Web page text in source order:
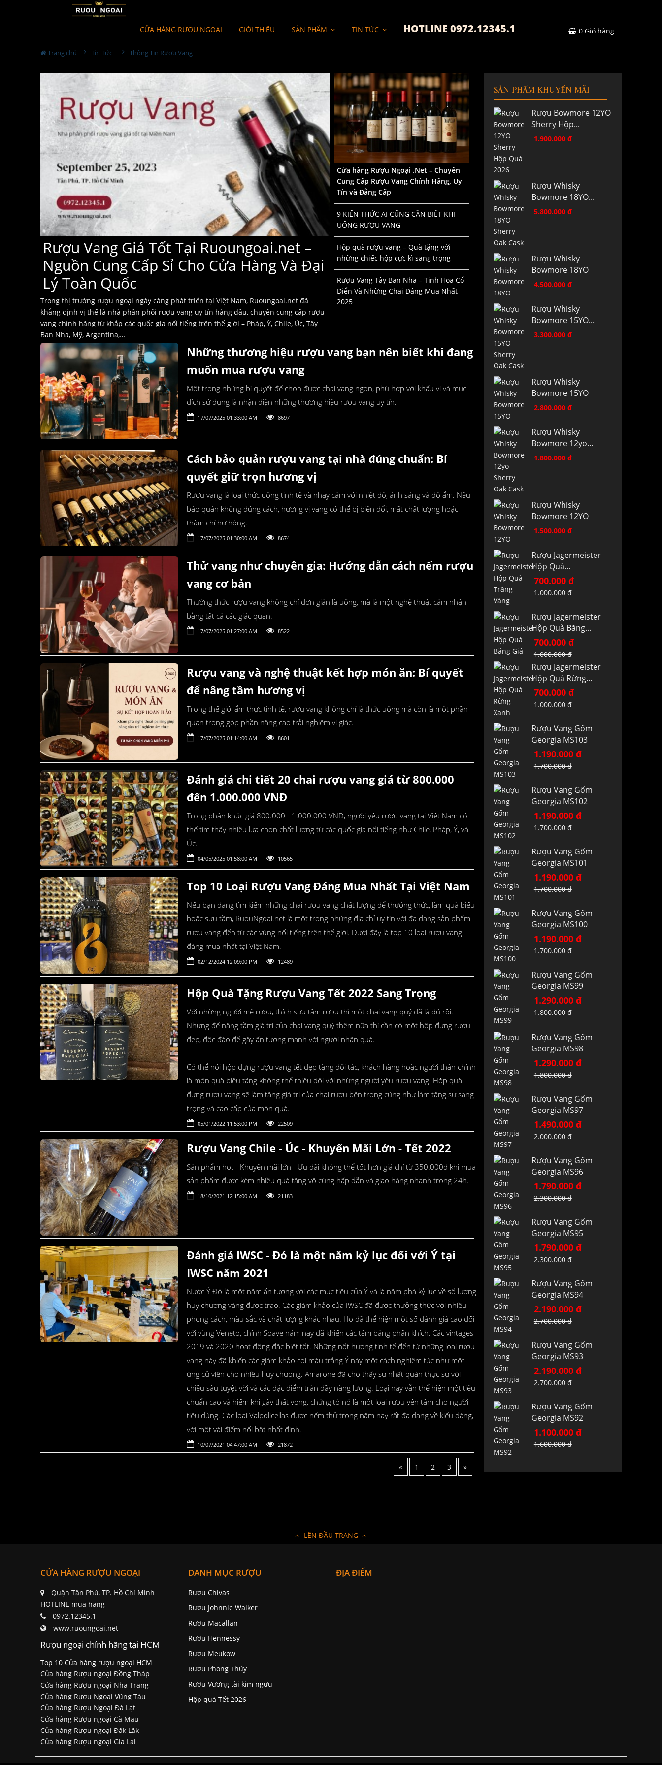
CỬA HÀNG RƯỢU NGOẠI GIỚI THIỆU SẢN PHẨM TIN TỨC HOTLINE 0972.12345.1 0 Giỏ hàng
Trang chủ Tin Tức Thông Tin Rượu Vang
Rượu Vang Giá Tốt Tại Ruoungoai.net –
Nguồn Cung Cấp Sỉ Cho Cửa Hàng Và Đại
Lý Toàn Quốc
Trong thị trường rượu ngoại ngày càng phát triển tại Việt Nam, Ruoungoai.net đã
khẳng định vị thế là nhà phân phối rượu vang uy tín hàng đầu, chuyên cung cấp rượu
vang chính hãng từ khắp các quốc gia nổi tiếng trên thế giới – Pháp, Ý, Chile, Úc, Tây
Ban Nha, Mỹ, Argentina,…
Cửa hàng Rượu Ngoại .Net – Chuyên
Cung Cấp Rượu Vang Chính Hãng, Uy
Tín và Đẳng Cấp
9 KIẾN THỨC AI CŨNG CẦN BIẾT KHI
UỐNG RƯỢU VANG
Hộp quà rượu vang – Quà tặng với
những chiếc hộp cực kì sang trọng
Rượu Vang Tây Ban Nha – Tinh Hoa Cổ
Điển Và Những Chai Đáng Mua Nhất
2025
Những thương hiệu rượu vang bạn nên biết khi đang
muốn mua rượu vang
​​​​​​​Một trong những bí quyết để chọn được chai vang ngon, phù hợp với khẩu vị và mục
đích sử dụng là nhận diện những thương hiệu rượu vang uy tín.
17/07/2025 01:33:00 AM 8697
Cách bảo quản rượu vang tại nhà đúng chuẩn: Bí
quyết giữ trọn hương vị
Rượu vang là loại thức uống tinh tế và nhạy cảm với nhiệt độ, ánh sáng và độ ẩm. Nếu
bảo quản không đúng cách, hương vị vang có thể bị biến đổi, mất chất lượng hoặc
thậm chí hư hỏng.
17/07/2025 01:30:00 AM 8674
Thử vang như chuyên gia: Hướng dẫn cách nếm rượu
vang cơ bản
Thưởng thức rượu vang không chỉ đơn giản là uống, mà là một nghệ thuật cảm nhận
bằng tất cả các giác quan.
17/07/2025 01:27:00 AM 8522
Rượu vang và nghệ thuật kết hợp món ăn: Bí quyết
để nâng tầm hương vị
Trong thế giới ẩm thực tinh tế, rượu vang không chỉ là thức uống mà còn là một phần
quan trọng góp phần nâng cao trải nghiệm vị giác.
17/07/2025 01:14:00 AM 8601
Đánh giá chi tiết 20 chai rượu vang giá từ 800.000
đến 1.000.000 VNĐ
Trong phân khúc giá 800.000 - 1.000.000 VNĐ, người yêu rượu vang tại Việt Nam có
thể tìm thấy nhiều lựa chọn chất lượng từ các quốc gia nổi tiếng như Chile, Pháp, Ý, và
Úc.
04/05/2025 01:58:00 AM 10565
Top 10 Loại Rượu Vang Đáng Mua Nhất Tại Việt Nam
Nếu bạn đang tìm kiếm những chai rượu vang chất lượng để thưởng thức, làm quà biếu
hoặc sưu tầm, RuouNgoai.net là một trong những địa chỉ uy tín với đa dạng sản phẩm
rượu vang đến từ các vùng nổi tiếng trên thế giới. Dưới đây là top 10 loại rượu vang
đáng mua nhất tại Việt Nam.
02/12/2024 12:09:00 PM 12489
Hộp Quà Tặng Rượu Vang Tết 2022 Sang Trọng
Với những người mê rượu, thích sưu tầm rượu thì một chai vang quý đã là đủ rồi.
Nhưng để nâng tầm giá trị của chai vang quý thêm nữa thì cần có một hộp đựng rượu
đẹp, độc đáo để gây ấn tượng mạnh với người nhận quà.
Có thể nói hộp đựng rượu vang tết đẹp tặng đối tác, khách hàng hoặc người thân chính
là món quà biếu tặng không thể thiếu đối với những người yêu rượu vang. Hộp quà
đựng rượu vang sẽ làm tăng giá trị của chai rượu bên trong cũng như làm tăng sự sang
trọng và cao cấp của món quà.
05/01/2022 11:53:00 PM 22509
Rượu Vang Chile - Úc - Khuyến Mãi Lớn - Tết 2022
Sản phẩm hot - Khuyến mãi lớn - Ưu đãi không thể tốt hơn giá chỉ từ 350.000đ khi mua
sản phẩm được kèm nhiều quà tặng vô cùng hấp dẫn và giao hàng nhanh trong 24h.
18/10/2021 12:15:00 AM 21183
Đánh giá IWSC - Đó là một năm kỷ lục đối với Ý tại
IWSC năm 2021
Nước Ý Đó là một năm ấn tượng với các mục tiêu của Ý và là năm phá kỷ lục về số lượng
huy chương vàng được trao. Các giám khảo của IWSC đã được thưởng thức với nhiều
phong cách, màu sắc và chất lượng khác nhau. Họ đã thể hiện một số đánh giá cao đối
với vùng Veneto, chính Soave năm nay đã khiến các tấm bảng phấn khích. Các vintages
2019 và 2020 hoạt động đặc biệt tốt. Những nốt hương tinh tế đến từ những loại rượu
vang này đã khiến các giám khảo coi màu trắng Ý này một cách nghiêm túc như một
ứng cử viên cho nhiều huy chương. Amarone đã cho thấy sự nhất quán thực sự với
chiều sâu tuyệt vời và các đặc điểm tràn đầy năng lượng. Loại này vẫn thể hiện một tiêu
chuẩn cao và hiếm khi gây thất vọng, chứng tỏ nó là một loại rượu yên tâm cho người
tiêu dùng. Các loại Valpolicellas được nếm thử trong năm nay rất đa dạng về kiểu dáng,
với một vài điểm nổi bật nhất định.
10/07/2021 04:47:00 AM 21872
« 1 2 3 »
SẢN PHẨM KHUYẾN MÃI
Rượu Bowmore 12YO
Sherry Hộp...
1.900.000 đ
Rượu Whisky
Bowmore 18YO...
5.800.000 đ
Rượu Whisky
Bowmore 18YO
4.500.000 đ
Rượu Whisky
Bowmore 15YO...
3.300.000 đ
Rượu Whisky
Bowmore 15YO
2.800.000 đ
Rượu Whisky
Bowmore 12yo...
1.800.000 đ
Rượu Whisky
Bowmore 12YO
1.500.000 đ
Rượu Jagermeister
Hộp Quà...
700.000 đ
1.000.000 đ
Rượu Jagermeister
Hộp Quà Băng...
700.000 đ
1.000.000 đ
Rượu Jagermeister
Hộp Quà Rừng...
700.000 đ
1.000.000 đ
Rượu Vang Gốm
Georgia MS103
1.190.000 đ
1.700.000 đ
Rượu Vang Gốm
Georgia MS102
1.190.000 đ
1.700.000 đ
Rượu Vang Gốm
Georgia MS101
1.190.000 đ
1.700.000 đ
Rượu Vang Gốm
Georgia MS100
1.190.000 đ
1.700.000 đ
Rượu Vang Gốm
Georgia MS99
1.290.000 đ
1.800.000 đ
Rượu Vang Gốm
Georgia MS98
1.290.000 đ
1.800.000 đ
Rượu Vang Gốm
Georgia MS97
1.490.000 đ
2.000.000 đ
Rượu Vang Gốm
Georgia MS96
1.790.000 đ
2.300.000 đ
Rượu Vang Gốm
Georgia MS95
1.790.000 đ
2.300.000 đ
Rượu Vang Gốm
Georgia MS94
2.190.000 đ
2.700.000 đ
Rượu Vang Gốm
Georgia MS93
2.190.000 đ
2.700.000 đ
Rượu Vang Gốm
Georgia MS92
1.100.000 đ
1.600.000 đ
LÊN ĐẦU TRANG
CỬA HÀNG RƯỢU NGOẠI
Quận Tân Phú, TP. Hồ Chí Minh
HOTLINE mua hàng
0972.12345.1
www.ruoungoai.net
Rượu ngoại chính hãng tại HCM
Top 10 Cửa hàng rượu ngoại HCM
Cửa hàng Rượu ngoại Đồng Tháp
Cửa hàng Rượu ngoại Nha Trang
Cửa hàng Rượu Ngoại Vũng Tàu
Cửa hàng Rượu Ngoại Đà Lạt
Cửa hàng Rượu ngoại Cà Mau
Cửa hàng Rượu ngoại Đăk Lăk
Cửa hàng Rượu ngoại Gia Lai
DANH MỤC RƯỢU
Rượu Chivas
Rượu Johnnie Walker
Rượu Macallan
Rượu Hennessy
Rượu Meukow
Rượu Phong Thủy
Rượu Vương tài kim ngưu
Hộp quà Tết 2026
ĐỊA ĐIỂM